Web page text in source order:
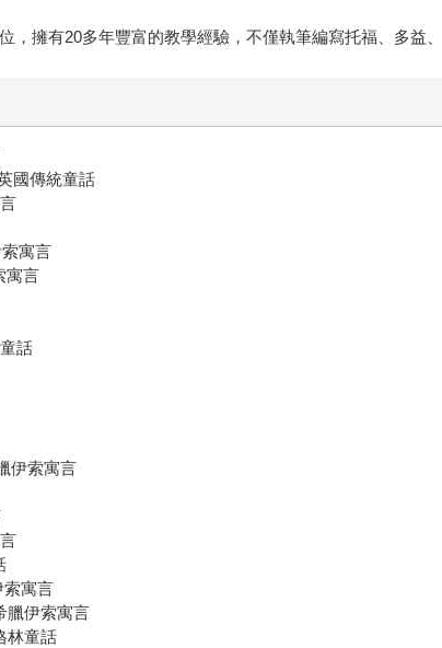
擁有20多年豐富的教學經驗，不僅執筆編寫托福、多益
國傳統童話
寓言
寓言
話
伊索寓言
索寓言
臘伊索寓言
林童話